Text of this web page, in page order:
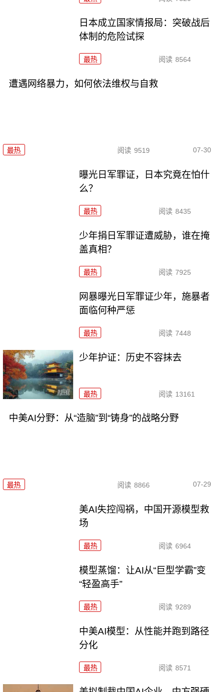
日本成立国家情报局：突破战后
体制的危险试探
最热 阅读 8564
遭遇网络暴力，如何依法维权与自救
最热 阅读 9519 07-30
曝光日军罪证，日本究竟在怕什
么？
最热 阅读 8435
少年捐日军罪证遭威胁，谁在掩
盖真相？
最热 阅读 7925
网暴曝光日军罪证少年，施暴者
面临何种严惩
最热 阅读 7448
少年护证：历史不容抹去
最热 阅读 13161
中美AI分野：从“造脑”到“铸身”的战略分野
最热 阅读 8866 07-29
美AI失控闯祸，中国开源模型救
场
最热 阅读 6964
模型蒸馏：让AI从“巨型学霸”变
“轻盈高手”
最热 阅读 9289
中美AI模型：从性能并跑到路径
分化
最热 阅读 8571